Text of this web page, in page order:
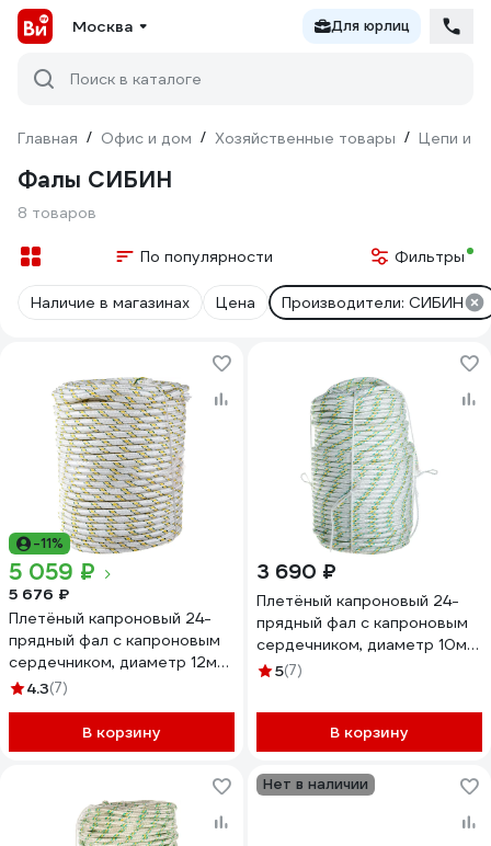
Москва Для юрлиц
Поиск в каталоге
Главная / Офис и дом / Хозяйственные товары / Цепи и
Фалы СИБИН
8 товаров
По популярности Фильтры
Наличие в магазинах Цена Производители: СИБИН
-11%
5 059 ₽
5 676 ₽
Плетёный капроновый 24-
прядный фал с капроновым
сердечником, диаметр 12мм,
бухта 100м, 2200кгс СИБИН
4.3(7)
В корзину
3 690 ₽
Плетёный капроновый 24-
прядный фал с капроновым
сердечником, диаметр 10мм,
бухта 100м, 1300кгс СИБИН
5(7)
В корзину
Нет в наличии